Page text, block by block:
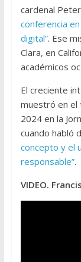
cardenal
conferencia
digital”. Ese
Clara, en
académicos
El creciente
muestró en el
2024 en la
cuando habló
concepto y el
responsable”.
VIDEO.